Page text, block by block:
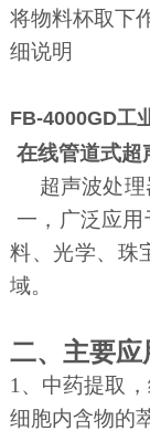
将物料杯取下
细说明
FB-4000GD工
在线管道式超
超声波处理
一，广泛应
料、光学、珠
域。
二、主要应
1、中药提取
细胞内含物的